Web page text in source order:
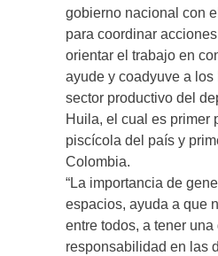
gobierno nacional con
para coordinar
orientar el trabajo en
ayude y coadyuve a los
sector productivo del
Huila, el cual es primer
piscícola del país y
Colombia.
“La importancia de
espacios, ayuda a que
entre todos, a tener una
responsabilidad en las